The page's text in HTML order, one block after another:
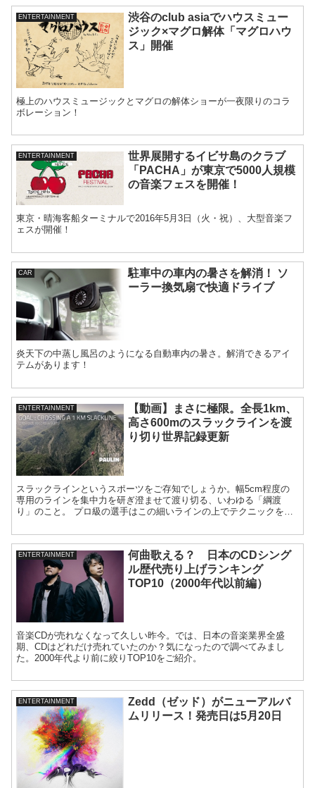
ENTERTAINMENT
渋谷のclub asiaでハウスミュー
ジック×マグロ解体「マグロハウ
ス」開催
極上のハウスミュージックとマグロの解体ショーが⼀夜限りのコラ
ボレーション！
ENTERTAINMENT
世界展開するイビサ島のクラブ
「PACHA」が東京で5000人規模
の音楽フェスを開催！
東京・晴海客船ターミナルで2016年5月3日（火・祝）、大型音楽フ
ェスが開催！
CAR
駐車中の車内の暑さを解消！ ソ
ーラー換気扇で快適ドライブ
炎天下の中蒸し風呂のようになる自動車内の暑さ。解消できるアイ
テムがあります！
ENTERTAINMENT
【動画】まさに極限。全長1km、
高さ600mのスラックラインを渡
り切り世界記録更新
スラックラインというスポーツをご存知でしょうか。幅5cm程度の
専用のラインを集中力を研ぎ澄ませて渡り切る、いわゆる「綱渡
り」のこと。 プロ級の選手はこの細いラインの上でテクニックを披
ENTERTAINMENT
何曲歌える？ 日本のCDシング
ル歴代売り上げランキング
TOP10（2000年代以前編）
音楽CDが売れなくなって久しい昨今。では、日本の音楽業界全盛
期、CDはどれだけ売れていたのか？気になったので調べてみまし
た。2000年代より前に絞りTOP10をご紹介。
ENTERTAINMENT
Zedd（ゼッド）がニューアルバ
ムリリース！発売日は5月20日